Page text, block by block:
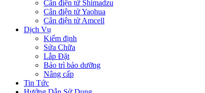
Cân điện tử Shimadzu
Cân điện tử Yaohua
Cân điện tử Amcell
Dịch Vụ
Kiểm định
Sửa Chữa
Lắp Đặt
Bảo trì bảo dưỡng
Nâng cấp
Tin Tức